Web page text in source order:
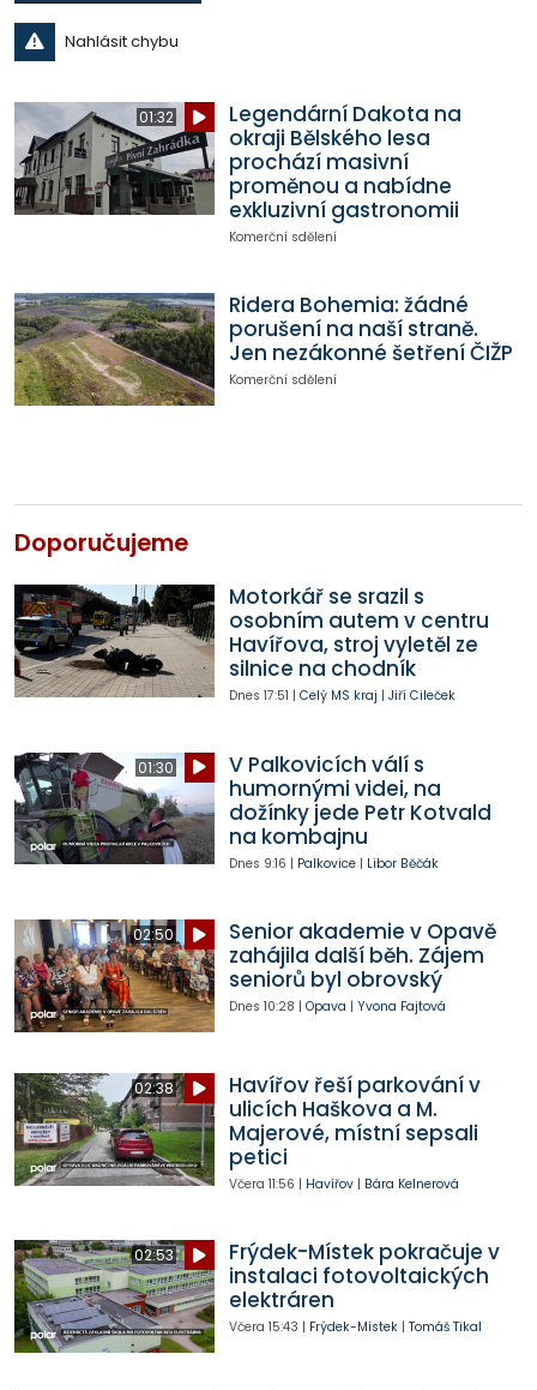
Nahlásit chybu
01:32
Legendární Dakota na
okraji Bělského lesa
prochází masivní
proměnou a nabídne
exkluzivní gastronomii
Komerční sdělení
Ridera Bohemia: žádné
porušení na naší straně.
Jen nezákonné šetření ČIŽP
Komerční sdělení
Doporučujeme
Motorkář se srazil s
osobním autem v centru
Havířova, stroj vyletěl ze
silnice na chodník
Dnes 17:51 | Celý MS kraj | Jiří Cileček
01:30
V Palkovicích válí s
humornými videi, na
dožínky jede Petr Kotvald
na kombajnu
Dnes 9:16 | Palkovice| Libor Běčák
02:50
Senior akademie v Opavě
zahájila další běh. Zájem
seniorů byl obrovský
Dnes 10:28 | Opava | Yvona Fajtová
02:38
Havířov řeší parkování v
ulicích Haškova a M.
Majerové, místní sepsali
petici
Včera 11:56 | Havířov| Bára Kelnerová
02:53
Frýdek-Místek pokračuje v
instalaci fotovoltaických
elektráren
Včera 15:43 | Frýdek-Místek| Tomáš Tikal